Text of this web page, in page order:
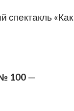
спектакль «Как
100 —